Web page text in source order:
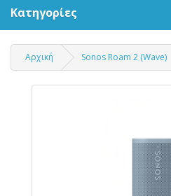
Κατηγορίες
Αρχική Sonos Roam 2 (Wave)